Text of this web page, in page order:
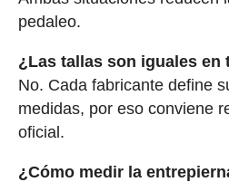
pedaleo.
¿Las tallas son iguales en
No. Cada fabricante define
medidas, por eso conviene
oficial.
¿Cómo medir la